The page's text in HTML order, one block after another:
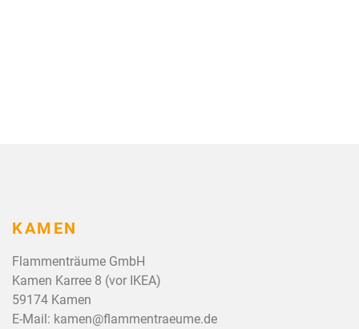
KAMEN
Flammenträume GmbH
Kamen Karree 8 (vor IKEA)
59174 Kamen
E-Mail: kamen@flammentraeume.de